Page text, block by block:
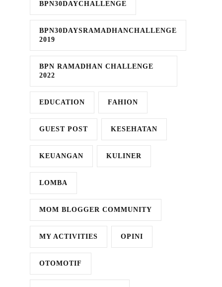
BPN30DAYCHALLENGE
BPN30DAYSRAMADHANCHALLENGE
2019
BPN RAMADHAN CHALLENGE
2022
EDUCATION FAHION
GUEST POST KESEHATAN
KEUANGAN KULINER
LOMBA
MOM BLOGGER COMMUNITY
MY ACTIVITIES OPINI
OTOMOTIF